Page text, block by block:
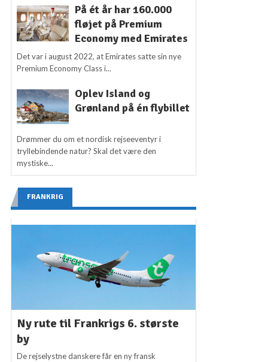
På ét år har 160.000
fløjet på Premium
Economy med Emirates
Det var i august 2022, at Emirates satte sin nye
Premium Economy Class i...
Oplev Island og
Grønland på én flybillet
Drømmer du om et nordisk rejseeventyr i
tryllebindende natur? Skal det være den
mystiske...
FRANKRIG
Ny rute til Frankrigs 6. største
by
De rejselystne danskere får en ny fransk